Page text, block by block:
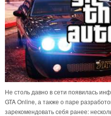
Не столь давно в сети появилась
GTA Online, а также о паре
зарекомендовать себя ранее: